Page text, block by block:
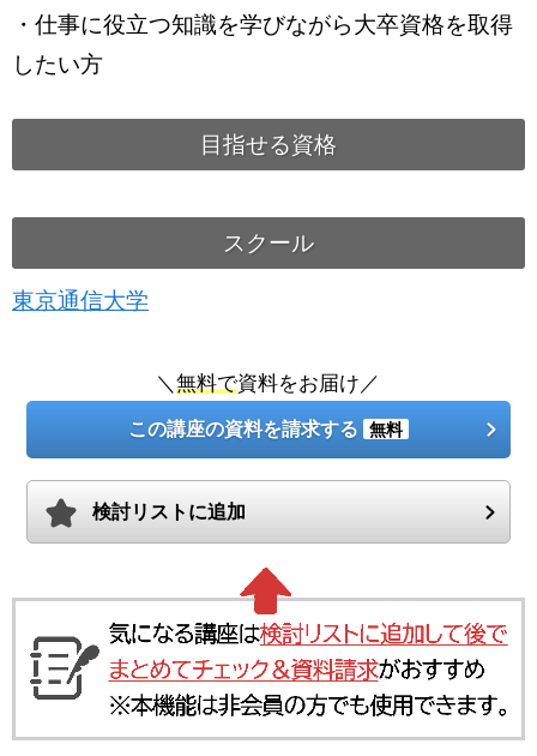
・仕事に役立つ知識を学びながら大卒資格を取得
したい方
目指せる資格
スクール
東京通信大学
＼無料で資料をお届け／
この講座の資料を請求する 無料
検討リストに追加